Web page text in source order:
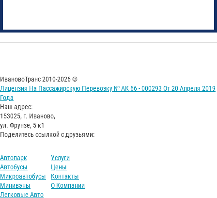
ИвановоТранс 2010-2026 ©
Лицензия На Пассажирскую Перевозку № АК 66 - 000293 От 20 Апреля 2019
Года
Наш адрес:
153025, г. Иваново,
ул. Фрунзе, 5 к1
Поделитесь ссылкой с друзьями:
Автопарк
Автобусы
Микроавтобусы
Минивэны
Легковые Авто
Услуги
Цены
Контакты
О Компании